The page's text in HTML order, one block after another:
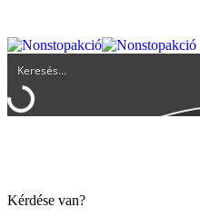
Kérdése van?